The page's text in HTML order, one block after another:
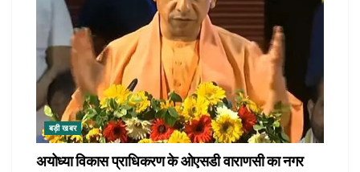
बड़ी खबर
अयोध्या विकास प्राधिकरण के ओएसडी वाराणसी का नगर